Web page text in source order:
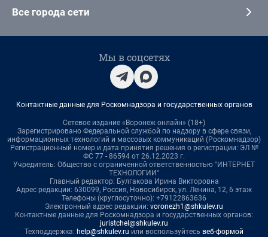
Все города сети
Мы в соцсетях
Контактные данные для Роскомнадзора и государственных органов
Сетевое издание «Воронеж онлайн» (18+)
Зарегистрировано Федеральной службой по надзору в сфере связи,
информационных технологий и массовых коммуникаций (Роскомнадзор)
Регистрационный номер и дата принятия решения о регистрации: ЭЛ №
ФС 77 - 86594 от 26.12.2023 г.
Учредитель: Общество с ограниченной ответственностью "ИНТЕРНЕТ
ТЕХНОЛОГИИ"
Главный редактор: Булгакова Ирина Викторовна
Адрес редакции: 630099, Россия, Новосибирск, ул. Ленина, 12, 6 этаж
Телефоны (круглосуточно): +79122863636
Электронный адрес редакции: voronezh1@shkulev.ru
Контактные данные для Роскомнадзора и государственных органов:
juristchel@shkulev.ru
Техподдержка: help@shkulev.ru или воспользуйтесь веб-формой